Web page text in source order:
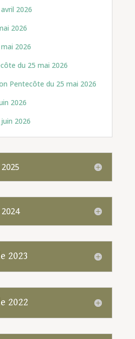
2026
2026
2026
du 25 mai 2026
Pentecôte du 25 mai 2026
2026
2026
2023
2022